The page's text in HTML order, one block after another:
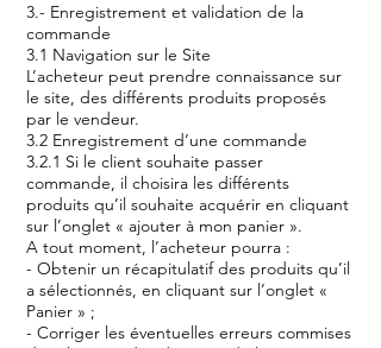
3.- Enregistrement et validation de la
commande
3.1 Navigation sur le Site
L’acheteur peut prendre connaissance sur
le site, des différents produits proposés
par le vendeur.
3.2 Enregistrement d’une commande
3.2.1 Si le client souhaite passer
commande, il choisira les différents
produits qu’il souhaite acquérir en cliquant
sur l’onglet « ajouter à mon panier ».
A tout moment, l’acheteur pourra :
- Obtenir un récapitulatif des produits qu’il
a sélectionnés, en cliquant sur l’onglet «
Panier » ;
- Corriger les éventuelles erreurs commises